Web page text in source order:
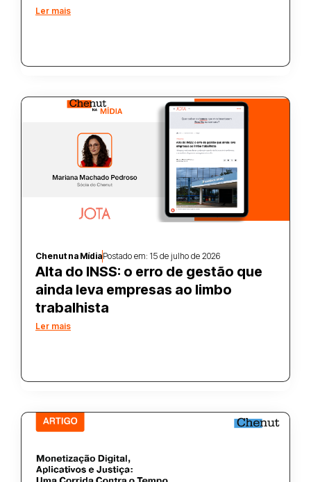
Ler mais
Chenut na MídiaPostado em: 15 de julho de 2026
Alta do INSS: o erro de gestão que
ainda leva empresas ao limbo
trabalhista
Ler mais